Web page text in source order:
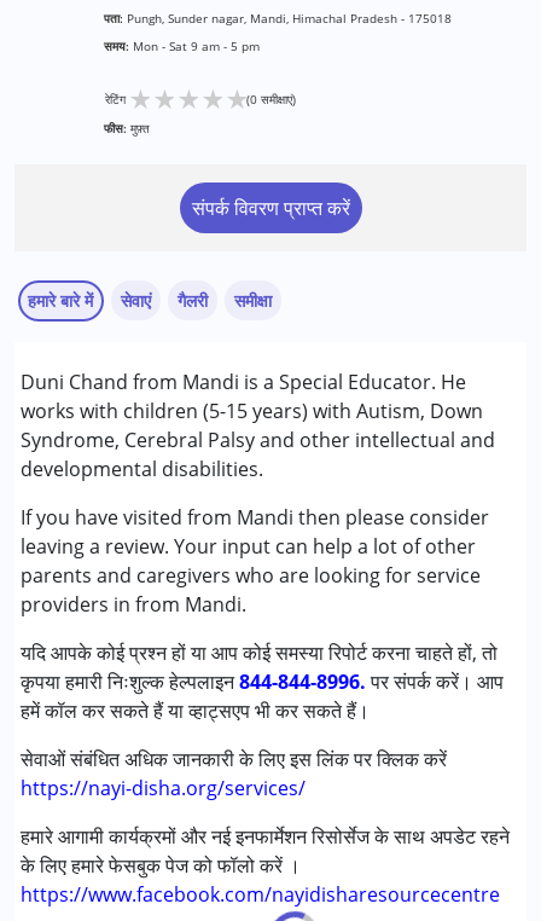
पता: Pungh, Sunder nagar, Mandi, Himachal Pradesh - 175018
समय: Mon - Sat 9 am - 5 pm
रेटिंग ★★★★★(0 समीक्षाएं)
फीस: मुफ़्त
संपर्क विवरण प्राप्त करें
हमारे बारे में
Duni Chand from Mandi is a Special Educator. He
works with children (5-15 years) with Autism, Down
Syndrome, Cerebral Palsy and other intellectual and
developmental disabilities.
If you have visited from Mandi then please consider
leaving a review. Your input can help a lot of other
parents and caregivers who are looking for service
providers in from Mandi.
यदि आपके कोई प्रश्न हों या आप कोई समस्या रिपोर्ट करना चाहते हों, तो
कृपया हमारी निःशुल्क हेल्पलाइन844-844-8996.पर संपर्क करें। आप
हमें कॉल कर सकते हैं या व्हाट्सएप भी कर सकते हैं।
सेवाओं संबंधित अधिक जानकारी के लिए इस लिंक पर क्लिक करें
https://nayi-disha.org/services/
हमारे आगामी कार्यक्रमों और नई इनफार्मेशन रिसोर्सेज के साथ अपडेट रहने
के लिए हमारे फेसबुक पेज को फॉलो करें ।
https://www.facebook.com/nayidisharesourcecentre
सेवाएं
स्पेशल एजुकेशन
निम्नलिखित विकलांगता संबंधित सेवाएं उपलब्ध :
अटेंशन डेफिसिट (हाइपरएक्टिविटी) डिसऑर्डर (एडीडी/एडीएचडी)
ऑटिज्म स्पेक्ट्रम डिसऑर्डर (ए एस डी )
सेरब्रल पाल्सी (सी पी )
डाउन सिंड्रोम (डी एस )
लर्निंग डिसेबिलिटीज़ (एलडी)
आयु वर्ग :6 - 12 years ,13 - 17 years
गैलरी समीक्षा